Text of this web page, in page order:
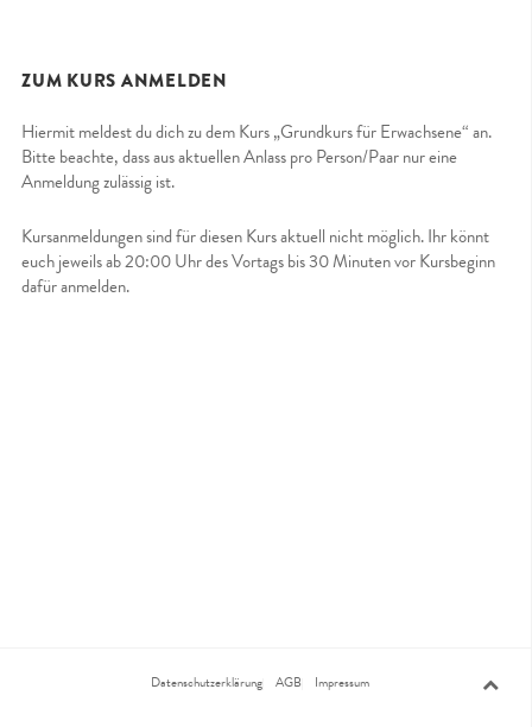
ZUM KURS ANMELDEN
Hiermit meldest du dich zu dem Kurs „Grundkurs für Erwachsene“ an.
Bitte beachte, dass aus aktuellen Anlass pro Person/Paar nur eine
Anmeldung zulässig ist.
Kursanmeldungen sind für diesen Kurs aktuell nicht möglich. Ihr könnt
euch jeweils ab 20:00 Uhr des Vortags bis 30 Minuten vor Kursbeginn
dafür anmelden.
Datenschutzerklärung AGB Impressum